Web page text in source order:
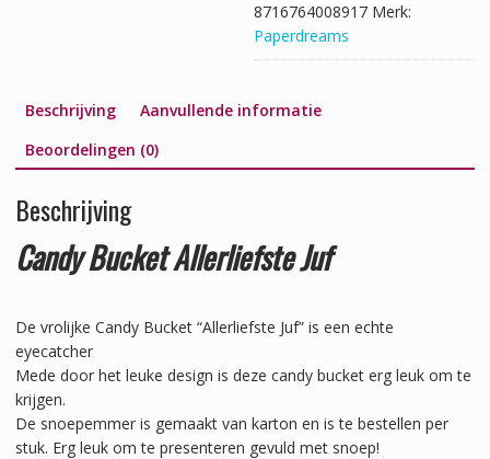
8716764008917 Merk:
Paperdreams
Beschrijving
Aanvullende informatie
Beoordelingen (0)
Beschrijving
Candy Bucket Allerliefste Juf
De vrolijke Candy Bucket “Allerliefste Juf” is een echte
eyecatcher
Mede door het leuke design is deze candy bucket erg leuk om te
krijgen.
De snoepemmer is gemaakt van karton en is te bestellen per
stuk. Erg leuk om te presenteren gevuld met snoep!